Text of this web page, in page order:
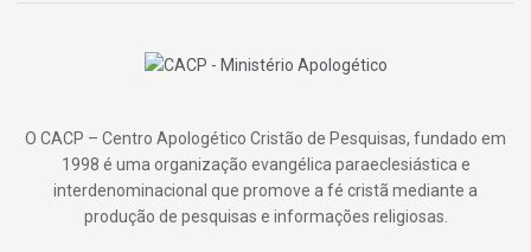
O CACP – Centro Apologético Cristão de Pesquisas, fundado em
1998 é uma organização evangélica paraeclesiástica e
interdenominacional que promove a fé cristã mediante a
produção de pesquisas e informações religiosas.